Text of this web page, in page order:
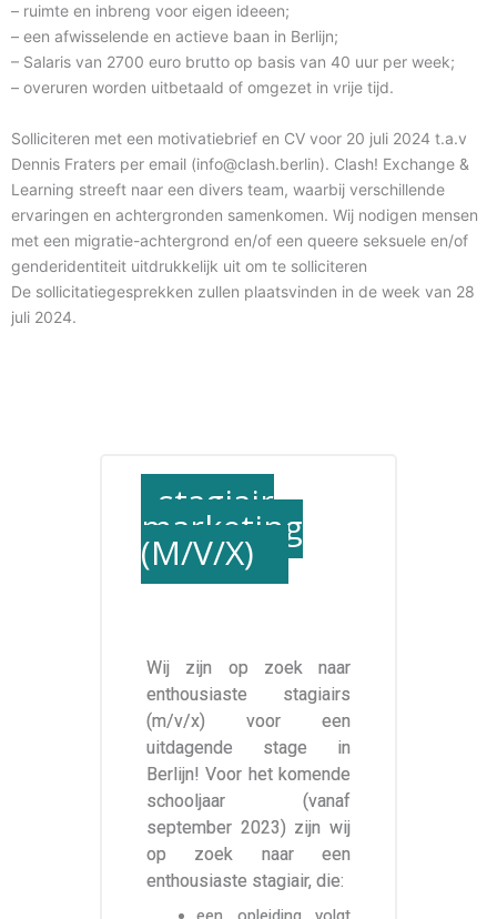
– ruimte en inbreng voor eigen ideeen;
– een afwisselende en actieve baan in Berlijn;
– Salaris van 2700 euro brutto op basis van 40 uur per week;
– overuren worden uitbetaald of omgezet in vrije tijd.
Solliciteren met een motivatiebrief en CV voor 20 juli 2024 t.a.v
Dennis Fraters per email (info@clash.berlin). Clash! Exchange &
Learning streeft naar een divers team, waarbij verschillende
ervaringen en achtergronden samenkomen. Wij nodigen mensen
met een migratie-achtergrond en/of een queere seksuele en/of
genderidentiteit uitdrukkelijk uit om te solliciteren
De sollicitatiegesprekken zullen plaatsvinden in de week van 28
juli 2024.
stagiair
marketing
(M/V/X)
Wij zijn op zoek naar
enthousiaste stagiairs
(m/v/x) voor een
uitdagende stage in
Berlijn! Voor het komende
schooljaar (vanaf
september 2023) zijn wij
op zoek naar een
enthousiaste stagiair, die: